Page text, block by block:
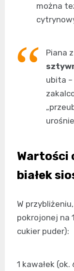
można
Piana
ubita
Wartości
białek
W
pokrojonej na
cukier puder):
1 kawałek